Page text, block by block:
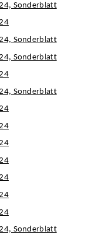
Sonderblatt
Sonderblatt
Sonderblatt
Sonderblatt
Sonderblatt